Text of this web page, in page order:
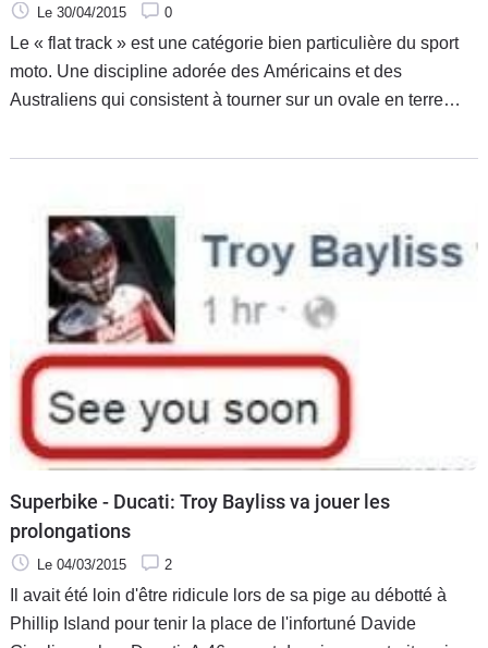
Le 30/04/2015 0
Le « flat track » est une catégorie bien particulière du sport
moto. Une discipline adorée des Américains et des
Australiens qui consistent à tourner sur un ovale en terre
qui va cependant s'ouvrir à Ducati.
Superbike - Ducati: Troy Bayliss va jouer les
prolongations
Le 04/03/2015 2
Il avait été loin d'être ridicule lors de sa pige au débotté à
Phillip Island pour tenir la place de l'infortuné Davide